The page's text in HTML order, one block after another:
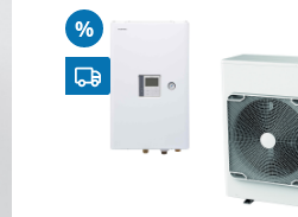
Rabatt
%